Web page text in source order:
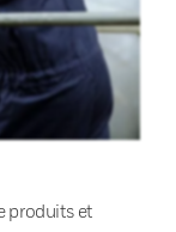
produits et